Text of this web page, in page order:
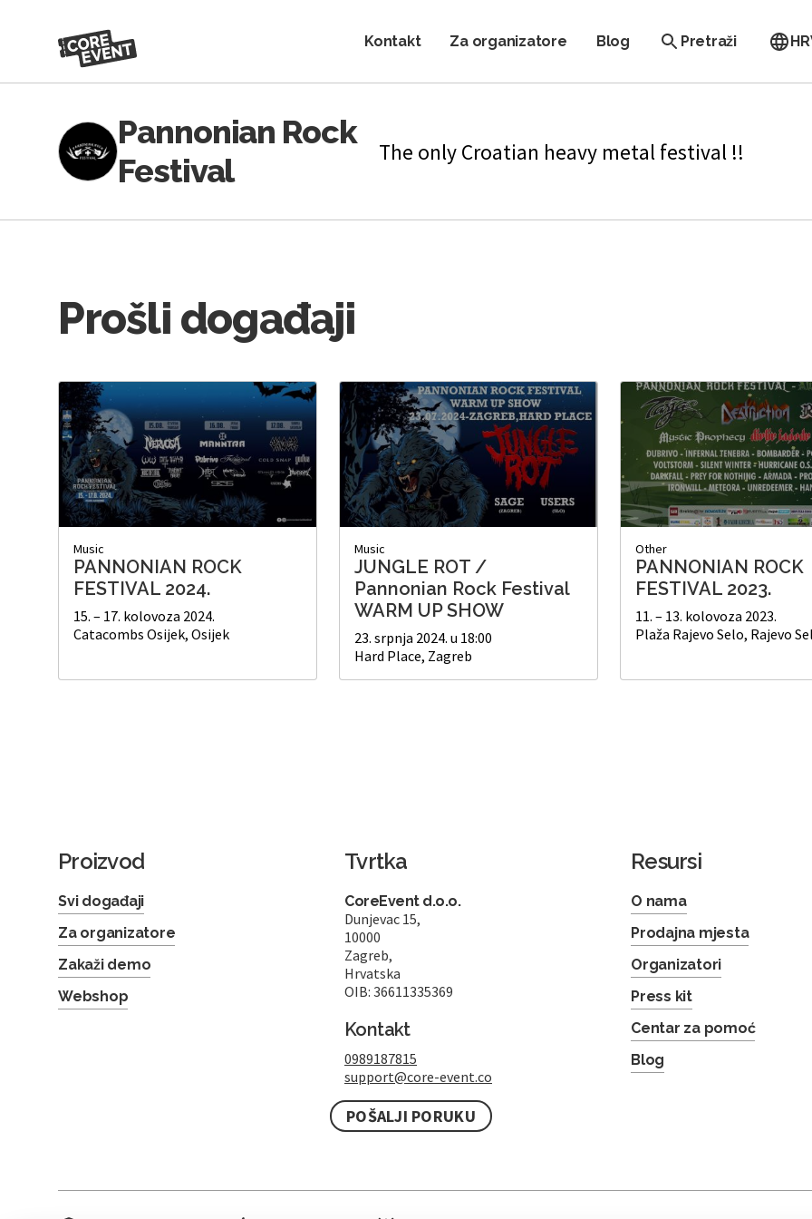
Kontakt Za organizatore Blog Pretraži
Pannonian Rock
Festival
The only Croatian heavy metal festival !!
Prošli događaji
Music
PANNONIAN ROCK
FESTIVAL 2024.
15. – 17. kolovoza 2024.
Catacombs Osijek, Osijek
Music
JUNGLE ROT /
Pannonian Rock Festival
WARM UP SHOW
23. srpnja 2024. u 18:00
Hard Place, Zagreb
Other
PANNONIAN ROCK
FESTIVAL 2023.
11. – 13. kolovoza 2023.
Plaža Rajevo Selo, Rajevo
Proizvod
Svi događaji
Za organizatore
Zakaži demo
Webshop
Tvrtka
CoreEvent d.o.o.
Dunjevac 15,
10000
Zagreb,
Hrvatska
OIB: 36611335369
Kontakt
0989187815
support@core-event.co
POŠALJI PORUKU
Resursi
O nama
Prodajna mjesta
Organizatori
Press kit
Centar za pomoć
Blog